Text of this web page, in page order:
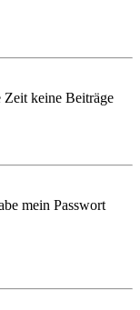
Zeit keine Beiträge
mein Passwort